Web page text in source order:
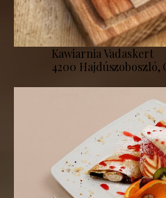
Kawiarnia Vadaskert
4200 Hajdúszoboszló,